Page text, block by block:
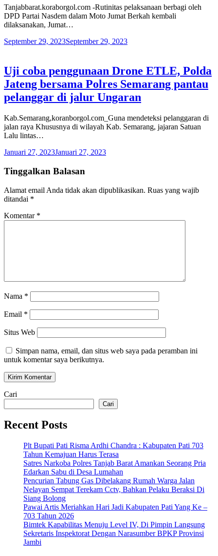
Tanjabbarat.koraborgol.com -Rutinitas pelaksanaan berbagi oleh
DPD Partai Nasdem dalam Moto Jumat Berkah kembali
dilaksanakan, Jumat…
September 29, 2023September 29, 2023
Uji coba penggunaan Drone ETLE, Polda
Jateng bersama Polres Semarang pantau
pelanggar di jalur Ungaran
Kab.Semarang,koranborgol.com_Guna mendeteksi pelanggaran di
jalan raya Khususnya di wilayah Kab. Semarang, jajaran Satuan
Lalu lintas…
Januari 27, 2023Januari 27, 2023
Tinggalkan Balasan
Alamat email Anda tidak akan dipublikasikan. Ruas yang wajib
ditandai *
Komentar *
Nama *
Email *
Situs Web
Simpan nama, email, dan situs web saya pada peramban ini
untuk komentar saya berikutnya.
Cari
Cari
Recent Posts
Plt Bupati Pati Risma Ardhi Chandra : Kabupaten Pati 703
Tahun Kemajuan Harus Terasa
Satres Narkoba Polres Tanjab Barat Amankan Seorang Pria
Edarkan Sabu di Desa Lumahan
Pencurian Tabung Gas Dibelakang Rumah Warga Jalan
Nelayan Sempat Terekam Cctv, Bahkan Pelaku Beraksi Di
Siang Bolong
Pawai Artis Meriahkan Hari Jadi Kabupaten Pati Yang Ke –
703 Tahun 2026
Bimtek Kapabilitas Menuju Level IV, Di Pimpin Langsung
Sekretaris Inspektorat Dengan Narasumber BPKP Provinsi
Jambi